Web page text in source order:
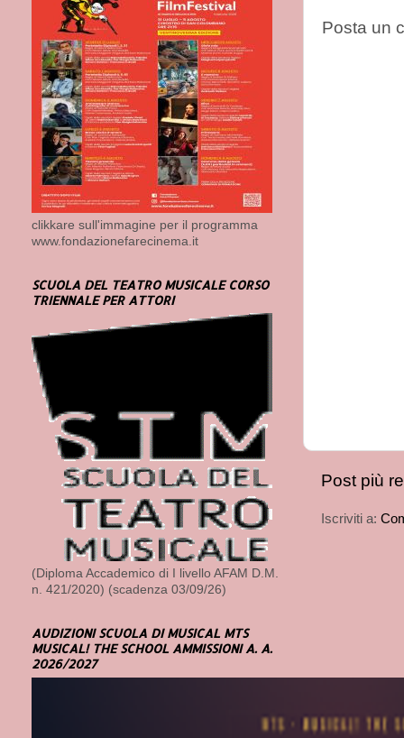
Posta un
Post più
Iscriviti a:
clikkare sull'immagine per il programma
www.fondazionefarecinema.it
SCUOLA DEL TEATRO MUSICALE CORSO
TRIENNALE PER ATTORI
(Diploma Accademico di I livello AFAM D.M.
n. 421/2020) (scadenza 03/09/26)
AUDIZIONI SCUOLA DI MUSICAL MTS
MUSICAL! THE SCHOOL AMMISSIONI A. A.
2026/2027